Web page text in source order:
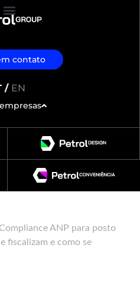
contato
/ EN
Compliance ANP para posto
fiscalizam e como se